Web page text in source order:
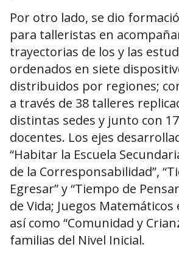
Por otro lado, se dio
para talleristas en
trayectorias de los y las
ordenados en siete
distribuidos por regiones;
a través de 38 talleres
distintas sedes y junto con
docentes. Los ejes
“Habitar la Escuela
de la Corresponsabilidad”,
Egresar” y “Tiempo de
de Vida; Juegos
así como “Comunidad y
familias del Nivel Inicial.